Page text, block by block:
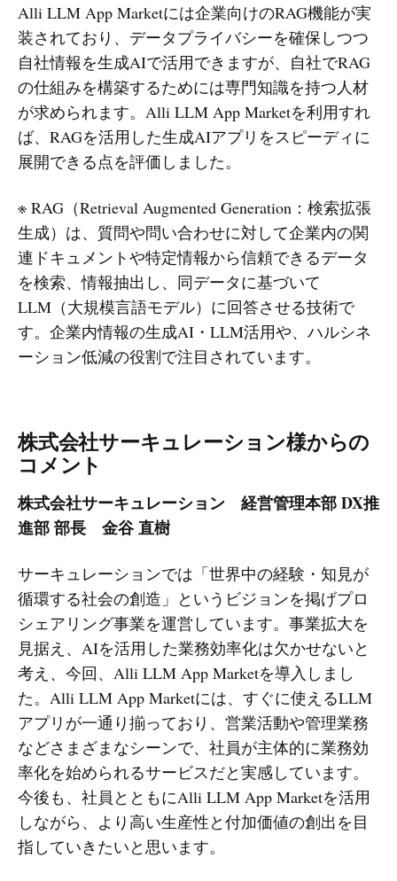
Alli LLM App Marketには企業向けのRAG機能が実
装されており、データプライバシーを確保しつつ
自社情報を生成AIで活用できますが、自社でRAG
の仕組みを構築するためには専門知識を持つ人材
が求められます。Alli LLM App Marketを利用すれ
ば、RAGを活用した生成AIアプリをスピーディに
展開できる点を評価しました。
※ RAG（Retrieval Augmented Generation：検索拡張
生成）は、質問や問い合わせに対して企業内の関
連ドキュメントや特定情報から信頼できるデータ
を検索、情報抽出し、同データに基づいて
LLM（大規模言語モデル）に回答させる技術で
す。企業内情報の生成AI・LLM活用や、ハルシネ
ーション低減の役割で注目されています。
株式会社サーキュレーション様からの
コメント
株式会社サーキュレーション 経営管理本部 DX推
進部 部長 金谷 直樹
サーキュレーションでは「世界中の経験・知見が
循環する社会の創造」というビジョンを掲げプロ
シェアリング事業を運営しています。事業拡大を
見据え、AIを活用した業務効率化は欠かせないと
考え、今回、Alli LLM App Marketを導入しまし
た。Alli LLM App Marketには、すぐに使えるLLM
アプリが一通り揃っており、営業活動や管理業務
などさまざまなシーンで、社員が主体的に業務効
率化を始められるサービスだと実感しています。
今後も、社員とともにAlli LLM App Marketを活用
しながら、より高い生産性と付加価値の創出を目
指していきたいと思います。